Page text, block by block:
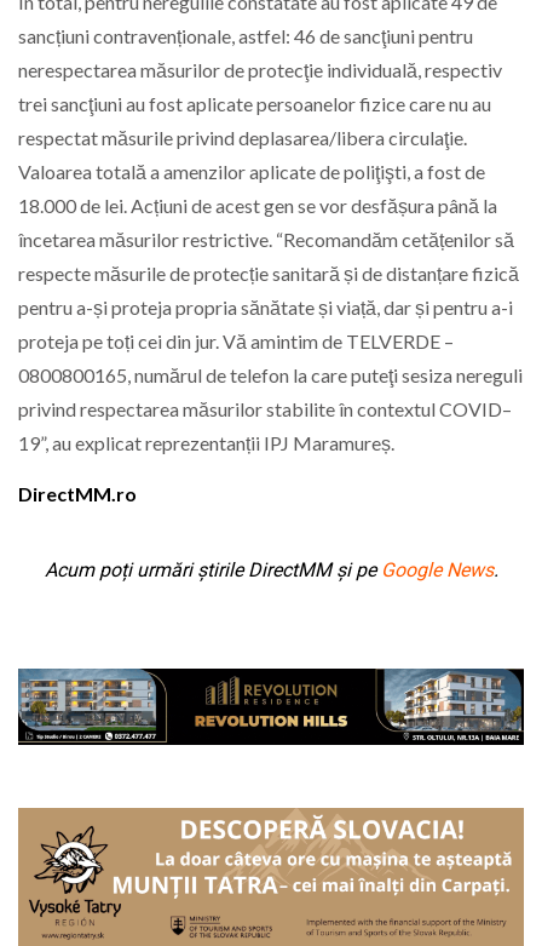
sancțiuni contravenționale, astfel: 46 de sancţiuni pentru
nerespectarea măsurilor de protecţie individuală, respectiv
trei sancţiuni au fost aplicate persoanelor fizice care nu au
respectat măsurile privind deplasarea/libera circulaţie.
Valoarea totală a amenzilor aplicate de poliţişti, a fost de
18.000 de lei. Acțiuni de acest gen se vor desfășura până la
încetarea măsurilor restrictive. “Recomandăm cetățenilor să
respecte măsurile de protecție sanitară și de distanțare fizică
pentru a-și proteja propria sănătate și viață, dar și pentru a-i
proteja pe toți cei din jur. Vă amintim de TELVERDE –
0800800165, numărul de telefon la care puteţi sesiza nereguli
privind respectarea măsurilor stabilite în contextul COVID–
19”, au explicat reprezentanții IPJ Maramureș.
DirectMM.ro
Acum poți urmări știrile DirectMM și pe Google News.